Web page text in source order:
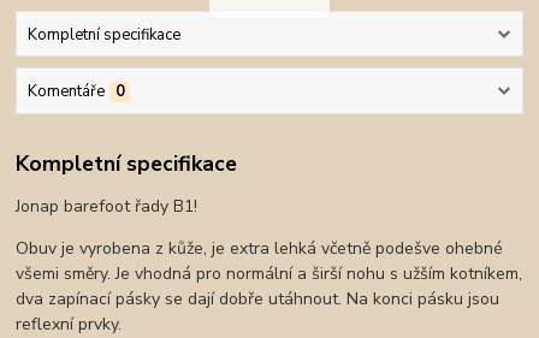
Kompletní specifikace
Komentáře 0
Kompletní specifikace
Jonap barefoot řady B1!
Obuv je vyrobena z kůže, je extra lehká včetně podešve ohebné
všemi směry. Je vhodná pro normální a širší nohu s užším kotníkem,
dva zapínací pásky se dají dobře utáhnout. Na konci pásku jsou
reflexní prvky.